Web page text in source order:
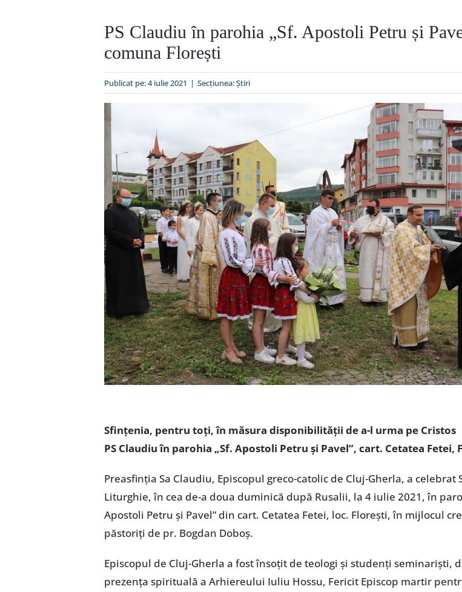
PS Claudiu în parohia „Sf. Apostoli Petru și
comuna Florești
Publicat pe: 4 iulie 2021 | Secțiunea:Ştiri
Sfințenia, pentru toți, în măsura disponibilității de a-l urma pe Cristos
PS Claudiu în parohia „Sf. Apostoli Petru și Pavel”, cart. Cetatea Fetei,
Preasfinția Sa Claudiu, Episcopul greco-catolic de Cluj-Gherla, a celebrat
Liturghie, în cea de-a doua duminică după Rusalii, la 4 iulie 2021, în
Apostoli Petru și Pavel” din cart. Cetatea Fetei, loc. Florești, în mijlocul
păstoriți de pr. Bogdan Doboș.
Episcopul de Cluj-Gherla a fost însoțit de teologi și studenți seminariști,
prezența spirituală a Arhiereului Iuliu Hossu, Fericit Episcop martir